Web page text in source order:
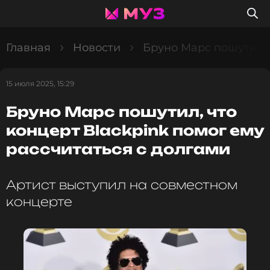
Главная Новости Бруно Марс пошутил,
15 июля 2025, 15:29
Бруно Марс пошутил, что
концерт Blackpink помог ему
рассчитаться с долгами
Артист выступил на совместном
концерте